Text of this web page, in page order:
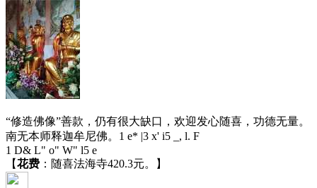
“修造佛像”善款，仍有很大缺口，欢迎发心随喜，功德无量。
南无本师释迦牟尼佛。 1 e* |3 x' i5 _, l. F
1 D& L" o" W" l5 e
【花费 ：随喜法海寺420.3元。】